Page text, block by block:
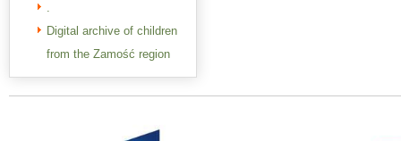
.
Digital archive of children
from the Zamość region